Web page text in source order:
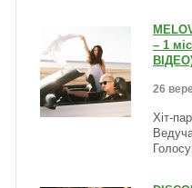
– 1
26
Хіт-